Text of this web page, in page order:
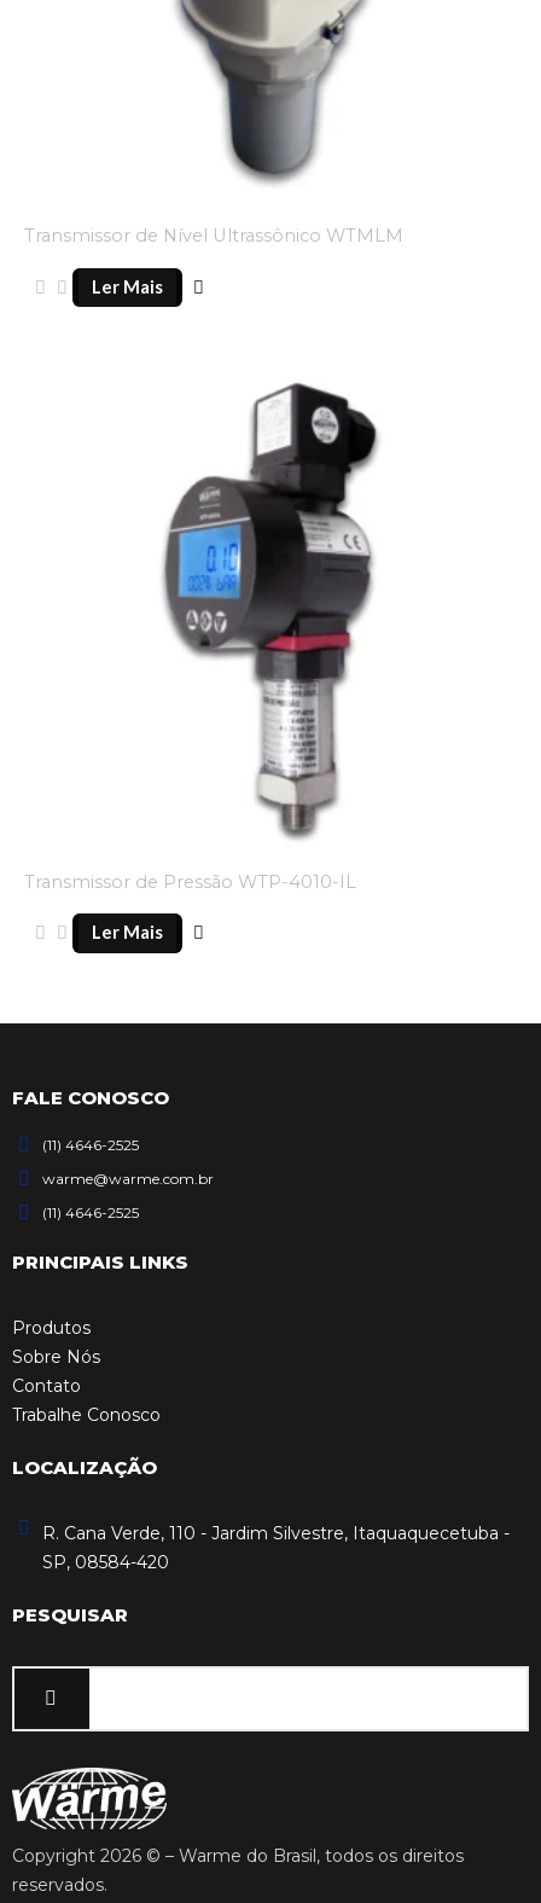
Transmissor de Nível Ultrassônico WTMLM
Ler Mais
Transmissor de Pressão WTP-4010-IL
Ler Mais
FALE CONOSCO
(11) 4646-2525
warme@warme.com.br
(11) 4646-2525
PRINCIPAIS LINKS
Produtos
Sobre Nós
Contato
Trabalhe Conosco
LOCALIZAÇÃO
R. Cana Verde, 110 - Jardim Silvestre, Itaquaquecetuba -
SP, 08584-420
PESQUISAR
Copyright 2026 © – Warme do Brasil, todos os direitos
reservados.